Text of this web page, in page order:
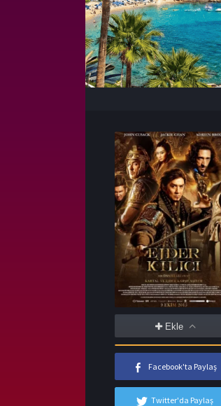
Ekle
Facebook'ta Paylaş
Twitter'da Paylaş